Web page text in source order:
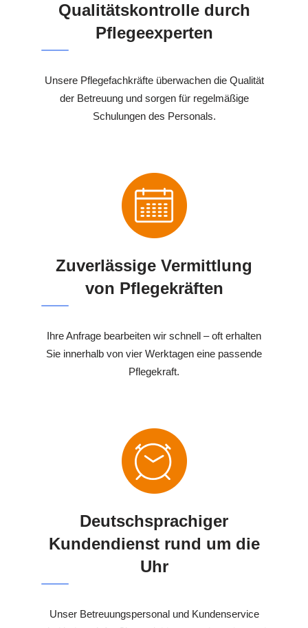
Qualitätskontrolle durch
Pflegeexperten
Unsere Pflegefachkräfte überwachen die Qualität
der Betreuung und sorgen für regelmäßige
Schulungen des Personals.
Zuverlässige Vermittlung
von Pflegekräften
Ihre Anfrage bearbeiten wir schnell – oft erhalten
Sie innerhalb von vier Werktagen eine passende
Pflegekraft.
Deutschsprachiger
Kundendienst rund um die
Uhr
Unser Betreuungspersonal und Kundenservice